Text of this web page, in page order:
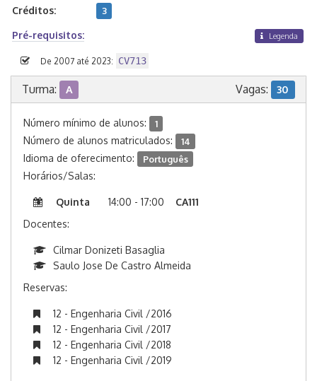
Créditos: 3
Pré-requisitos: Legenda
De 2007 até 2023: CV713
Turma: A Vagas: 30
Número mínimo de alunos: 1
Número de alunos matriculados: 14
Idioma de oferecimento: Português
Horários/Salas:
Quinta 14:00 - 17:00
CA111
Docentes:
Cilmar Donizeti Basaglia
Saulo Jose De Castro Almeida
Reservas:
12 - Engenharia Civil /2016
12 - Engenharia Civil /2017
12 - Engenharia Civil /2018
12 - Engenharia Civil /2019